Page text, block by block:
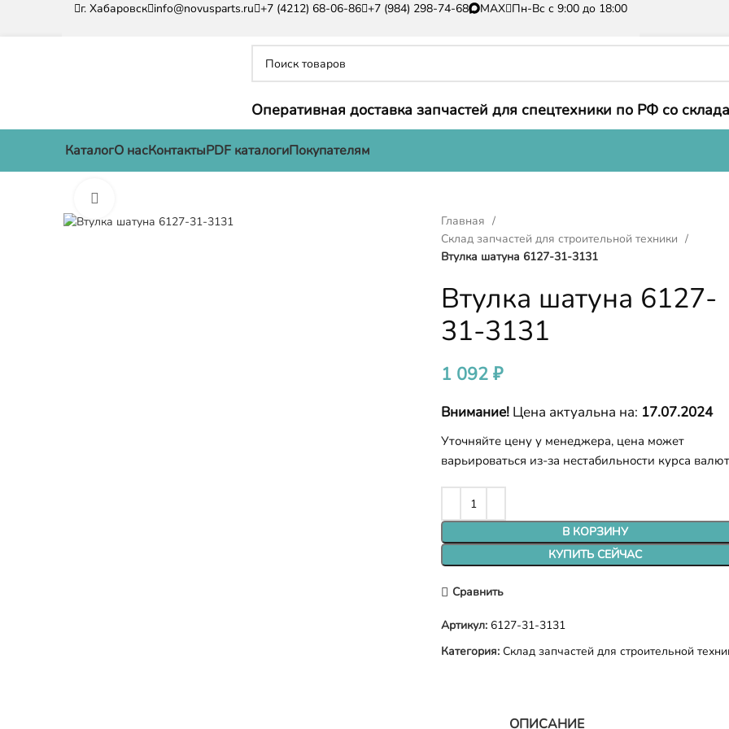
г. Хабаровск info@novusparts.ru +7 (4212) 68-06-86 +7 (984) 298-74-68 MAX Пн-Вс с 9:00 до 18:00
Оперативная доставка запчастей для спецтехники по РФ со
КаталогО насКонтактыPDF каталогиПокупателям
Главная
Склад запчастей для строительной техники
Втулка шатуна 6127-31-3131
Втулка шатуна 6127-
31-3131
1 092₽
Внимание! Цена актуальна на: 17.07.2024
Уточняйте цену у менеджера, цена может
варьироваться из-за нестабильности курса
В КОРЗИНУ
КУПИТЬ СЕЙЧАС
Сравнить
Артикул: 6127-31-3131
Категория: Склад запчастей для строительной
ОПИСАНИЕ